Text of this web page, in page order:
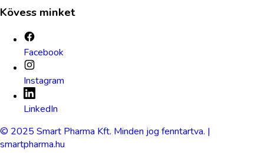
Kövess minket
Facebook
Instagram
LinkedIn
© 2025 Smart Pharma Kft. Minden jog fenntartva. |
smartpharma.hu